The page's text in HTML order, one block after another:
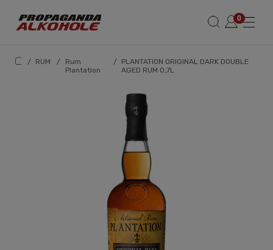
/ RUM /
Rum
Plantation
/ PLANTATION ORIGINAL DARK DOUBLE
AGED RUM 0,7L